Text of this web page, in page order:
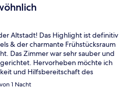
Altstadt! Das Highlight ist definitiv
& der charmante Frühstücksraum
Das Zimmer war sehr sauber und
Hervorheben möchte ich
und Hilfsbereitschaft des
:-)!
1 Nacht